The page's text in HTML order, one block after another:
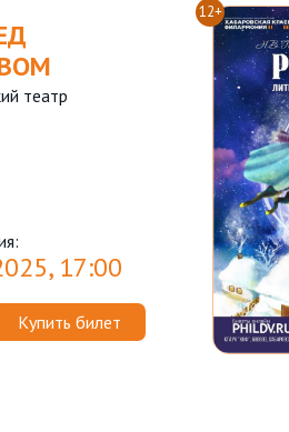
театр
17:00
Купить билет
12+